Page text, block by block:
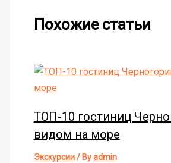
Похожие статьи
ТОП-10 гостиниц
видом на море
Экскурсии/ Byadmin